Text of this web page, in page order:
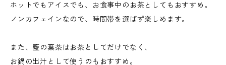
ホットでもアイスでも、お食事中のお茶としてもおすすめ。
ノンカフェインなので、時間帯を選ばず楽しめます。
また、藍の葉茶はお茶としてだけでなく、
お鍋の出汁として使うのもおすすめ。